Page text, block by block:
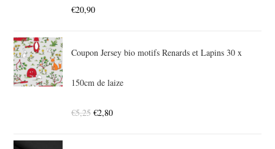
€20,90
Coupon Jersey bio motifs Renards et Lapins 30 x
150cm de laize
€5,25 €2,80